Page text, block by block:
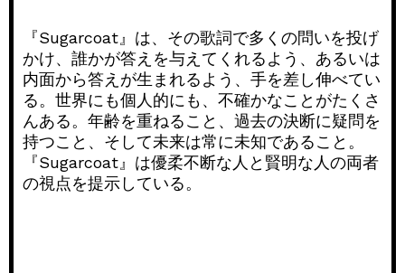
『Sugarcoat』は、その歌詞で多くの問いを投げ
かけ、誰かが答えを与えてくれるよう、あるいは
内面から答えが生まれるよう、手を差し伸べてい
る。世界にも個人的にも、不確かなことがたくさ
んある。年齢を重ねること、過去の決断に疑問を
持つこと、そして未来は常に未知であること。
『Sugarcoat』は優柔不断な人と賢明な人の両者
の視点を提示している。